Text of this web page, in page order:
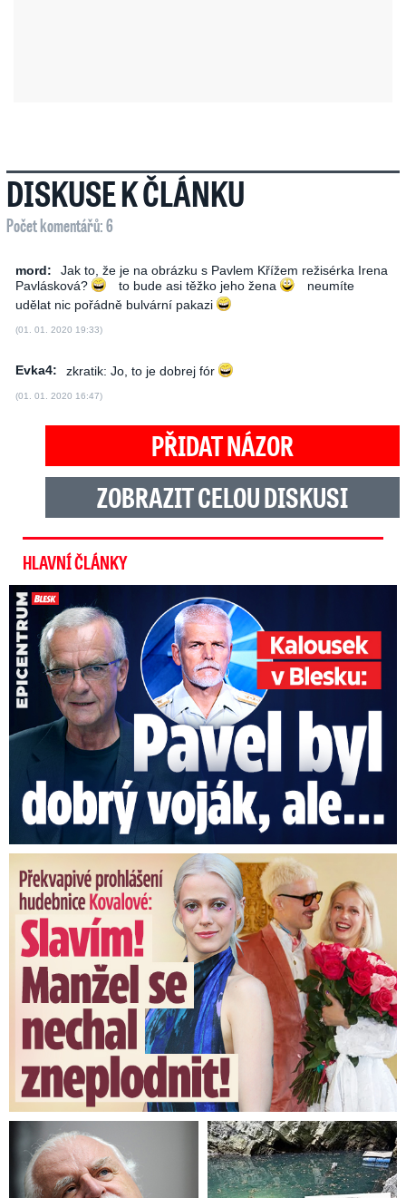
DISKUSE K ČLÁNKU
Počet komentářů: 6
mord:
Jak to, že je na obrázku s Pavlem Křížem režisérka Irena
Pavlásková?
to bude asi těžko jeho žena
neumíte
udělat nic pořádně bulvární pakazi
(01. 01. 2020 19:33)
Evka4: zkratik: Jo, to je dobrej fór
(01. 01. 2020 16:47)
PŘIDAT NÁZOR
ZOBRAZIT CELOU DISKUSI
HLAVNÍ ČLÁNKY
Kalousek o prezidentovi: S Pavlem jsem se nesmířil!
Překvapivé prohlášení hudebnice Kovalové: Slavím! Manžel se ...